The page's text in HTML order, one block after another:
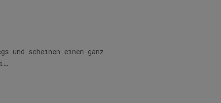
und scheinen einen ganz